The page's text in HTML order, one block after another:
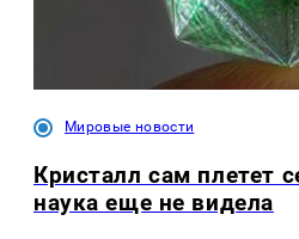
Мировые новости
Кристалл сам плетет
наука еще не видела